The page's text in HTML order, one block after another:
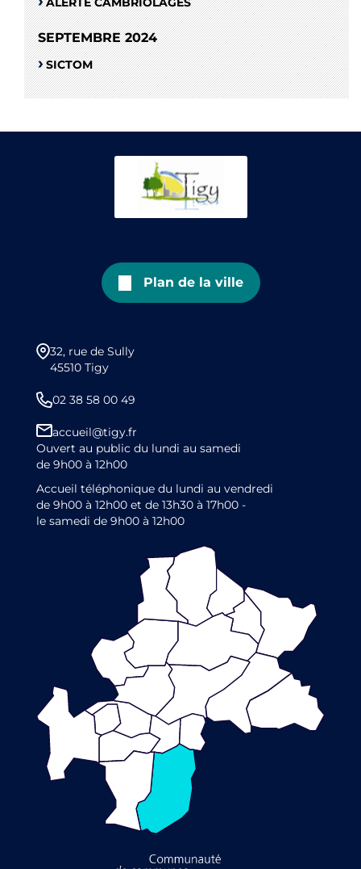
SEPTEMBRE 2024
SICTOM
Plan de la ville
32, rue de Sully
45510 Tigy
02 38 58 00 49
accueil@tigy.fr
Ouvert au public du lundi au samedi
de 9h00 à 12h00
Accueil téléphonique du lundi au vendredi
de 9h00 à 12h00 et de 13h30 à 17h00 -
le samedi de 9h00 à 12h00